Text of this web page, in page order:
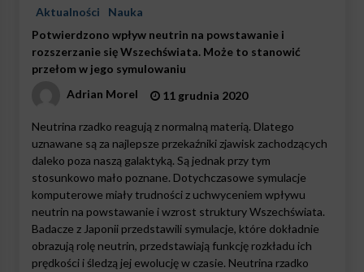
Aktualności
Nauka
Potwierdzono wpływ neutrin na powstawanie i
rozszerzanie się Wszechświata. Może to stanowić
przełom w jego symulowaniu
Adrian Morel
11 grudnia 2020
Neutrina rzadko reagują z normalną materią. Dlatego
uznawane są za najlepsze przekaźniki zjawisk zachodzących
daleko poza naszą galaktyką. Są jednak przy tym
stosunkowo mało poznane. Dotychczasowe symulacje
komputerowe miały trudności z uchwyceniem wpływu
neutrin na powstawanie i wzrost struktury Wszechświata.
Badacze z Japonii przedstawili symulacje, które dokładnie
obrazują rolę neutrin, przedstawiają funkcję rozkładu ich
prędkości i śledzą jej ewolucję w czasie. Neutrina rzadko